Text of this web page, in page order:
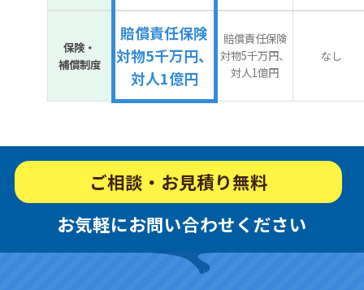
保険・
補償制度
賠償責任保険
対物5千万円、
対人1億円
賠償責任保険
対物5千万円、
対人1億円
なし
ご相談・お見積り無料
お気軽にお問い合わせください